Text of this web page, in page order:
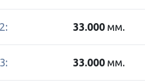
33.000 мм.
33.000 мм.